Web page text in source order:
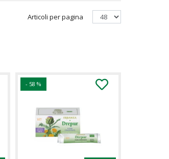
Articoli per pagina
- 58 %